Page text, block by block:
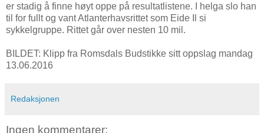
er stadig å finne høyt oppe på resultatlistene. I helga slo han
til for fullt og vant Atlanterhavsrittet som Eide Il si
sykkelgruppe. Rittet går over nesten 10 mil.
BILDET: Klipp fra Romsdals Budstikke sitt oppslag mandag
13.06.2016
Redaksjonen
Ingen kommentarer: